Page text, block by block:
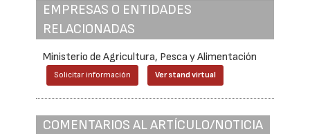
EMPRESAS O ENTIDADES
RELACIONADAS
Ministerio de Agricultura, Pesca y Alimentación
Solicitar información Ver stand virtual
COMENTARIOS AL ARTÍCULO/NOTICIA